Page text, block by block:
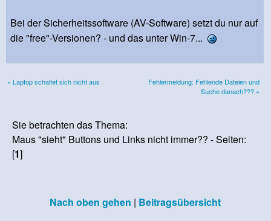
Bei der Sicherheitssoftware (AV-Software) setzt du nur auf
die "free"-Versionen? - und das unter Win-7...
« Laptop schaltet sich nicht aus
Fehlermeldung: Fehlende Dateien und
Suche danach??? »
Sie betrachten das Thema:
Maus "sieht" Buttons und Links nicht immer?? - Seiten:
[1]
Nach oben gehen | Beitragsübersicht